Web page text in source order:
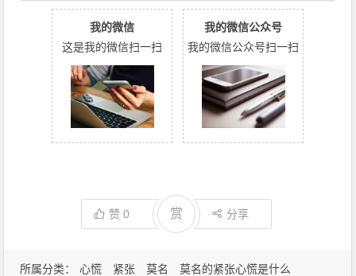
所属分类： 心慌 紧张 莫名 莫名的紧张心慌是什么
我的微信
这是我的微信扫一扫
我的微信公众号
我的微信公众号扫一扫
赞0 赏 分享